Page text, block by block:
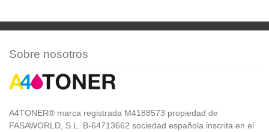
Sobre nosotros
A4TONER® marca registrada M4188573 propiedad de
FASAWORLD, S.L. B-64713662 sociedad española inscrita en el